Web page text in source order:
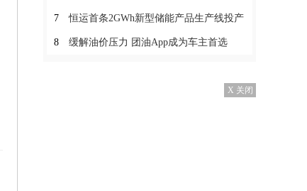
7 恒运首条2GWh新型储能产品生产线投产
8 缓解油价压力 团油App成为车主首选
X 关闭